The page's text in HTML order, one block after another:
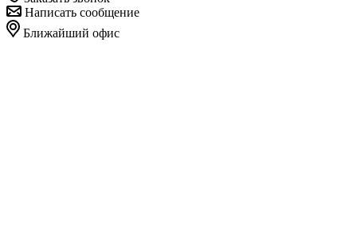
Написать сообщение
Ближайший офис